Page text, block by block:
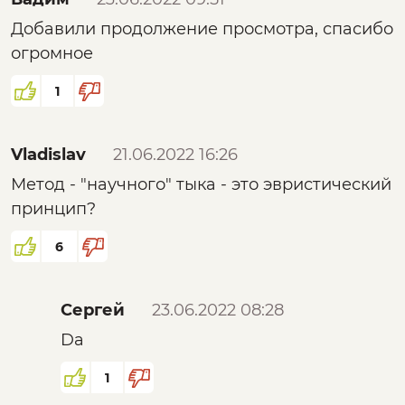
авторами, сообществ и тд. Будет ли
инструмент, для "материализовывания" или
более детального обсуждения некоторых
идей/ концепций изложенных здесь. Или
цель ресурса "фабрика контента". Знание
спасибо.
Добавили продолжение просмотра, спасибо
огромное
1
Vladislav
21.06.2022 16:26
Метод - "научного" тыка - это эвристический
принцип?
6
Сергей
23.06.2022 08:28
Da
1